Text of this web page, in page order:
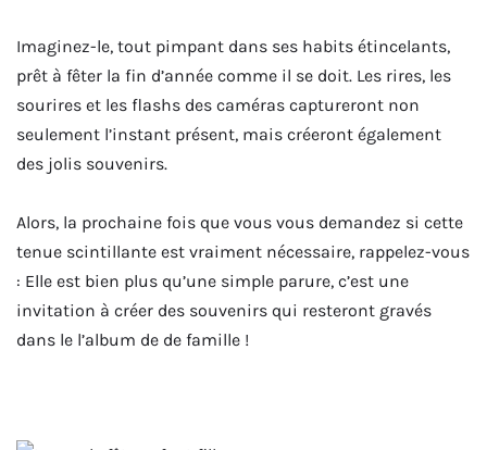
Imaginez-le, tout pimpant dans ses habits étincelants,
prêt à fêter la fin d’année comme il se doit. Les rires, les
sourires et les flashs des caméras captureront non
seulement l’instant présent, mais créeront également
des jolis souvenirs.
Alors, la prochaine fois que vous vous demandez si cette
tenue scintillante est vraiment nécessaire, rappelez-vous
: Elle est bien plus qu’une simple parure, c’est une
invitation à créer des souvenirs qui resteront gravés
dans le l’album de de famille !